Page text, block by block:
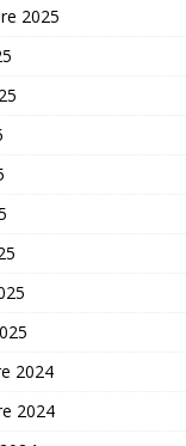
2025
2024
2024